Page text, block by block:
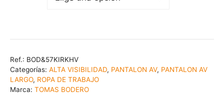
Ref.: BOD&57KIRKHV
Categorías: ALTA VISIBILIDAD, PANTALON AV, PANTALON AV
LARGO, ROPA DE TRABAJO
Marca: TOMAS BODERO